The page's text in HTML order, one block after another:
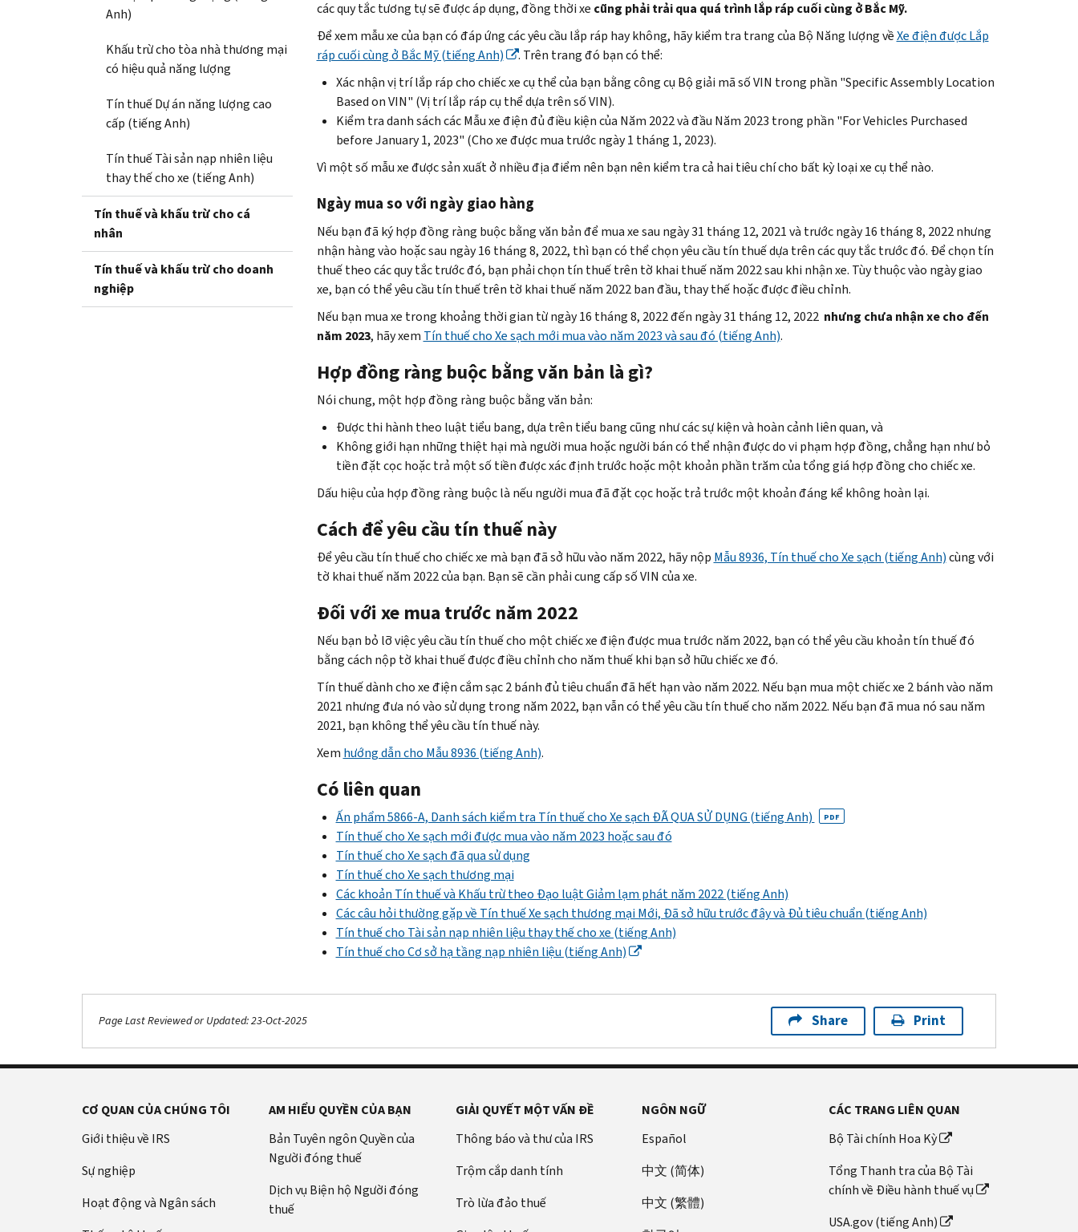
Anh)
Khấu trừ cho tòa nhà thương mại
có hiệu quả năng lượng
Tín thuế Dự án năng lượng cao
cấp (tiếng Anh)
Tín thuế Tài sản nạp nhiên liệu
thay thế cho xe (tiếng Anh)
Tín thuế và khấu trừ cho cá
nhân
Tín thuế và khấu trừ cho doanh
nghiệp
các quy tắc tương tự sẽ được áp dụng, đồng thời xe cũng phải trải qua quá trình lắp ráp cuối cùng ở Bắc Mỹ.
Để xem mẫu xe của bạn có đáp ứng các yêu cầu lắp ráp hay không, hãy kiểm tra trang của Bộ Năng lượng vềXe điện được Lắp
ráp cuối cùng ở Bắc Mỹ (tiếng Anh)
. Trên trang đó bạn có thể:
Xác nhận vị trí lắp ráp cho chiếc xe cụ thể của bạn bằng công cụ Bộ giải mã số VIN trong phần "Specific Assembly Location
Based onVIN" (Vị trí lắp ráp cụ thể dựa trên số VIN).
Kiểm tra danh sách các Mẫu xe điện đủ điều kiện của Năm 2022 và đầu Năm 2023 trong phần "For Vehicles Purchased
before January1, 2023" (Cho xe được mua trước ngày 1 tháng 1, 2023).
Vì một số mẫu xe được sản xuất ở nhiều địa điểm nên bạn nên kiểm tra cả hai tiêu chí cho bất kỳ loại xe cụ thể nào.
Ngày mua so với ngày giao hàng
Nếu bạn đã ký hợp đồng ràng buộc bằng văn bản để mua xe sau ngày 31 tháng 12, 2021 và trước ngày 16 tháng 8, 2022 nhưng
nhận hàng vào hoặc sau ngày 16 tháng 8, 2022, thì bạn có thể chọn yêu cầu tín thuế dựa trên các quy tắc trước đó. Để chọn tín
thuế theo các quy tắc trước đó, bạn phải chọn tín thuế trên tờ khai thuế năm 2022 sau khi nhận xe. Tùy thuộc vào ngày giao
xe, bạn có thể yêu cầu tín thuế trên tờ khai thuế năm 2022 ban đầu, thay thế hoặc được điều chỉnh.
Nếu bạn mua xe trong khoảng thời gian từ ngày 16 tháng 8, 2022 đến ngày 31 tháng 12, 2022 nhưng chưa nhận xe cho đến
năm 2023, hãy xem Tín thuế cho Xe sạch mới mua vào năm 2023 và sau đó (tiếng Anh).
Hợp đồng ràng buộc bằng văn bản là gì?
Nói chung, một hợp đồng ràng buộc bằng văn bản:
Được thi hành theo luật tiểu bang, dựa trên tiểu bang cũng như các sự kiện và hoàn cảnh liên quan, và
Không giới hạn những thiệt hại mà người mua hoặc người bán có thể nhận được do vi phạm hợp đồng, chẳng hạn như bỏ
tiền đặt cọc hoặc trả một số tiền được xác định trước hoặc một khoản phần trăm của tổng giá hợp đồng cho chiếc xe.
Dấu hiệu của hợp đồng ràng buộc là nếu người mua đã đặt cọc hoặc trả trước một khoản đáng kể không hoàn lại.
Cách để yêu cầu tín thuế này
Để yêu cầu tín thuế cho chiếc xe mà bạn đã sở hữu vào năm 2022, hãy nộp Mẫu 8936, Tín thuế cho Xe sạch (tiếng Anh)cùng với
tờ khai thuế năm 2022 của bạn. Bạn sẽ cần phải cung cấp số VIN của xe.
Đối với xe mua trước năm 2022
Nếu bạn bỏ lỡ việc yêu cầu tín thuế cho một chiếc xe điện được mua trước năm 2022, bạn có thể yêu cầu khoản tín thuế đó
bằng cách nộp tờ khai thuế được điều chỉnh cho năm thuế khi bạn sở hữu chiếc xe đó.
Tín thuế dành cho xe điện cắm sạc 2 bánh đủ tiêu chuẩn đã hết hạn vào năm 2022. Nếu bạn mua một chiếc xe 2 bánh vào năm
2021 nhưng đưa nó vào sử dụng trong năm 2022, bạn vẫn có thể yêu cầu tín thuế cho năm 2022. Nếu bạn đã mua nó sau năm
2021, bạn không thể yêu cầu tín thuế này.
Xem hướng dẫn cho Mẫu 8936 (tiếng Anh).
Có liên quan
Ấn phẩm 5866-A, Danh sách kiểm tra Tín thuế cho Xe sạch ĐÃ QUA SỬ DỤNG (tiếng Anh) PDF
Tín thuế cho Xe sạch mới được mua vào năm 2023 hoặc sau đó
Tín thuế cho Xe sạch đã qua sử dụng
Tín thuế cho Xe sạch thương mại
Các khoản Tín thuế và Khấu trừ theo Đạo luật Giảm lạm phát năm 2022 (tiếng Anh)
Các câu hỏi thường gặp về Tín thuế Xe sạch thương mại Mới, Đã sở hữu trước đây và Đủ tiêu chuẩn (tiếng Anh)
Tín thuế cho Tài sản nạp nhiên liệu thay thế cho xe (tiếng Anh)
Tín thuế cho Cơ sở hạ tầng nạp nhiên liệu (tiếng Anh)
Page Last Reviewed or Updated: 23-Oct-2025 Share Print
CƠ QUAN CỦA CHÚNG TÔI
Giới thiệu về IRS
Sự nghiệp
Hoạt động và Ngân sách
AM HIỂU QUYỀN CỦA BẠN
Bản Tuyên ngôn Quyền của
Người đóng thuế
Dịch vụ Biện hộ Người đóng
thuế
GIẢI QUYẾT MỘT VẤN ĐỀ
Thông báo và thư của IRS
Trộm cắp danh tính
Trò lừa đảo thuế
NGÔN NGỮ
Español
中文 (简体)
中文 (繁體)
CÁC TRANG LIÊN QUAN
Bộ Tài chính Hoa Kỳ
Tổng Thanh tra của Bộ Tài
chính về Điều hành thuế vụ
USA.gov (tiếng Anh)